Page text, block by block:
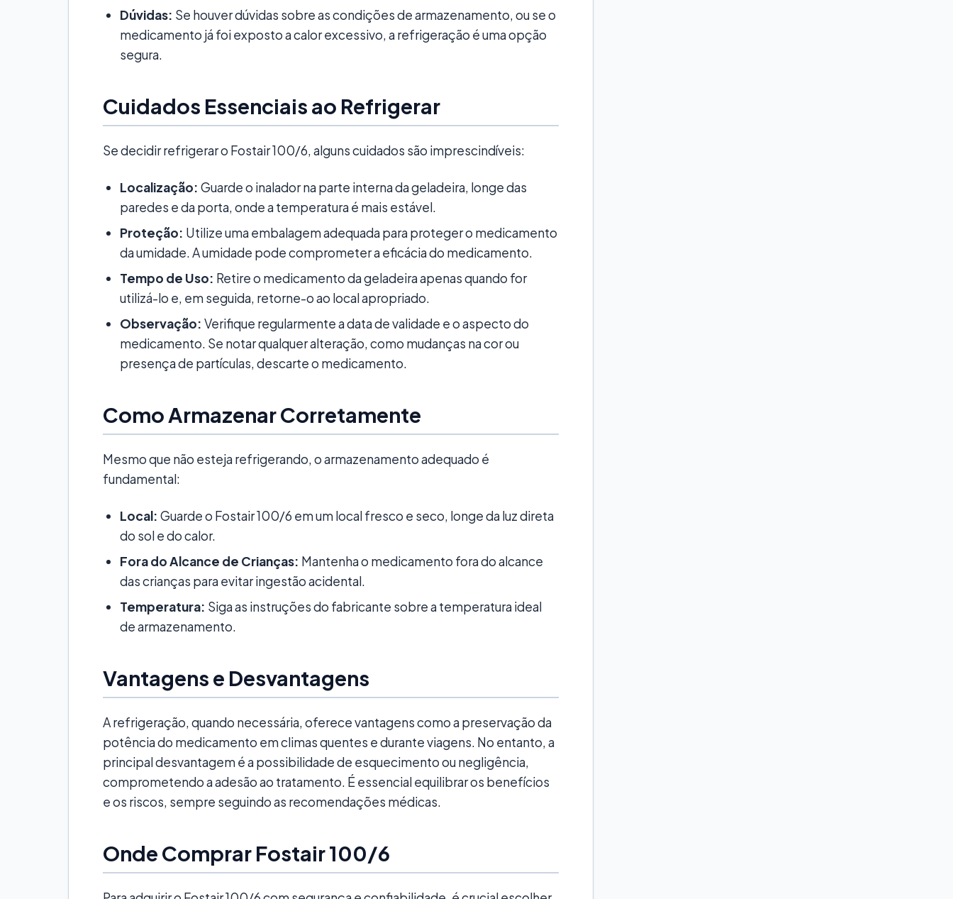
Dúvidas: Se houver dúvidas sobre as condições de armazenamento, ou se o
medicamento já foi exposto a calor excessivo, a refrigeração é uma opção
segura.
Cuidados Essenciais ao Refrigerar
Se decidir refrigerar o Fostair 100/6, alguns cuidados são imprescindíveis:
Localização: Guarde o inalador na parte interna da geladeira, longe das
paredes e da porta, onde a temperatura é mais estável.
Proteção: Utilize uma embalagem adequada para proteger o medicamento
da umidade. A umidade pode comprometer a eficácia do medicamento.
Tempo de Uso: Retire o medicamento da geladeira apenas quando for
utilizá-lo e, em seguida, retorne-o ao local apropriado.
Observação: Verifique regularmente a data de validade e o aspecto do
medicamento. Se notar qualquer alteração, como mudanças na cor ou
presença de partículas, descarte o medicamento.
Como Armazenar Corretamente
Mesmo que não esteja refrigerando, o armazenamento adequado é
fundamental:
Local: Guarde o Fostair 100/6 em um local fresco e seco, longe da luz direta
do sol e do calor.
Fora do Alcance de Crianças: Mantenha o medicamento fora do alcance
das crianças para evitar ingestão acidental.
Temperatura: Siga as instruções do fabricante sobre a temperatura ideal
de armazenamento.
Vantagens e Desvantagens
A refrigeração, quando necessária, oferece vantagens como a preservação da
potência do medicamento em climas quentes e durante viagens. No entanto, a
principal desvantagem é a possibilidade de esquecimento ou negligência,
comprometendo a adesão ao tratamento. É essencial equilibrar os benefícios
e os riscos, sempre seguindo as recomendações médicas.
Onde Comprar Fostair 100/6